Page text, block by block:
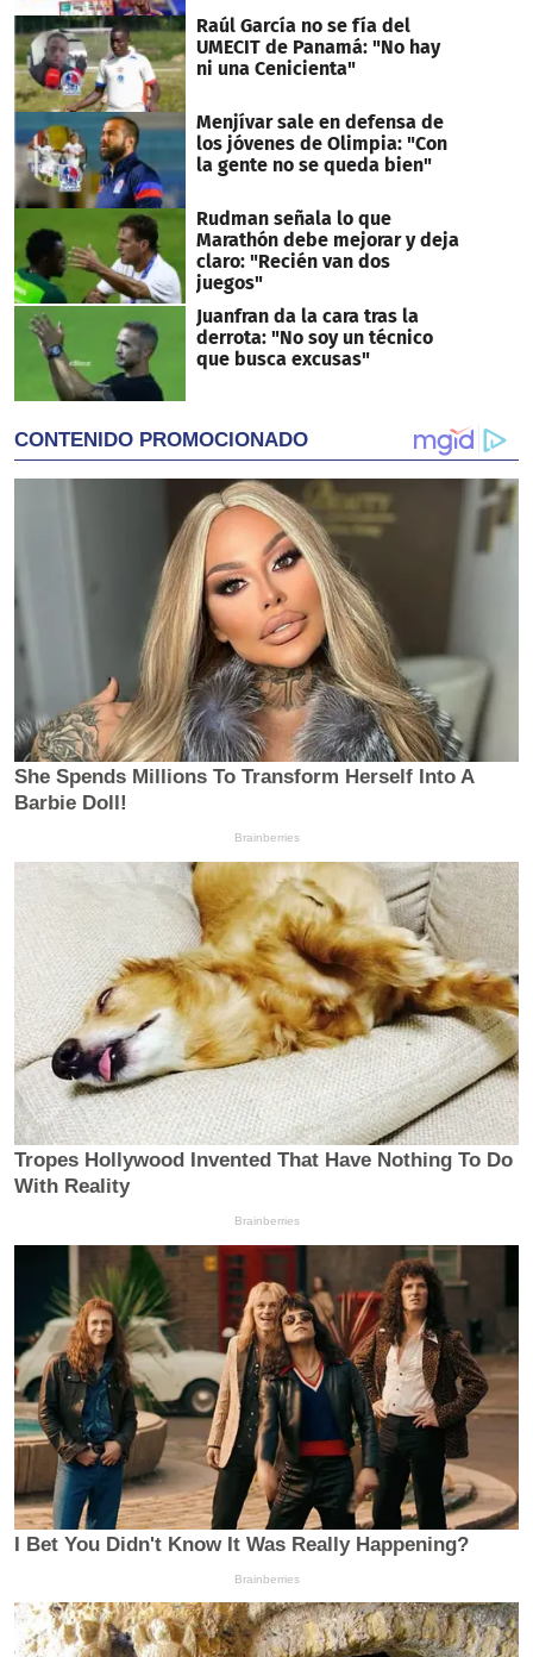
Raúl García no se fía del
UMECIT de Panamá: "No hay
ni una Cenicienta"
Menjívar sale en defensa de
los jóvenes de Olimpia: "Con
la gente no se queda bien"
Rudman señala lo que
Marathón debe mejorar y deja
claro: "Recién van dos
juegos"
Juanfran da la cara tras la
derrota: "No soy un técnico
que busca excusas"